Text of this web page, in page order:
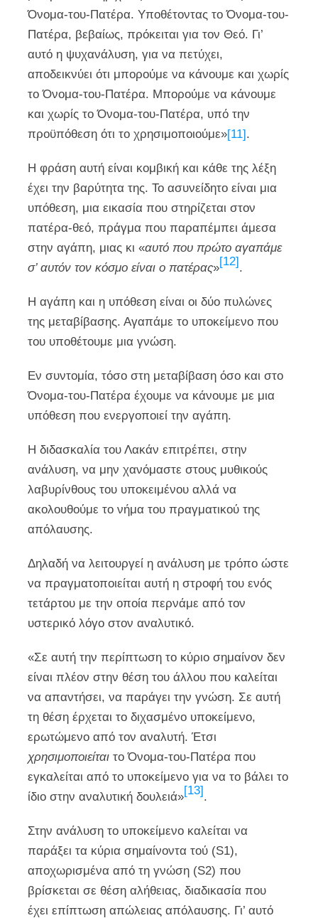
Όνομα-του-Πατέρα. Υποθέτοντας το Όνομα-του-
Πατέρα, βεβαίως, πρόκειται για τον Θεό. Γι’
αυτό η ψυχανάλυση, για να πετύχει,
αποδεικνύει ότι μπορούμε να κάνουμε και χωρίς
το Όνομα-του-Πατέρα. Μπορούμε να κάνουμε
και χωρίς το Όνομα-του-Πατέρα, υπό την
προϋπόθεση ότι το χρησιμοποιούμε»[11].
Η φράση αυτή είναι κομβική και κάθε της λέξη
έχει την βαρύτητα της. Το ασυνείδητο είναι μια
υπόθεση, μια εικασία που στηρίζεται στον
πατέρα-θεό, πράγμα που παραπέμπει άμεσα
στην αγάπη, μιας κι «αυτό που πρώτο αγαπάμε
σ’ αυτόν τον κόσμο είναι ο πατέρας»[12].
Η αγάπη και η υπόθεση είναι οι δύο πυλώνες
της μεταβίβασης. Αγαπάμε το υποκείμενο που
του υποθέτουμε μια γνώση.
Εν συντομία, τόσο στη μεταβίβαση όσο και στο
Όνομα-του-Πατέρα έχουμε να κάνουμε με μια
υπόθεση που ενεργοποιεί την αγάπη.
Η διδασκαλία του Λακάν επιτρέπει, στην
ανάλυση, να μην χανόμαστε στους μυθικούς
λαβυρίνθους του υποκειμένου αλλά να
ακολουθούμε το νήμα του πραγματικού της
απόλαυσης.
Δηλαδή να λειτουργεί η ανάλυση με τρόπο ώστε
να πραγματοποιείται αυτή η στροφή του ενός
τετάρτου με την οποία περνάμε από τον
υστερικό λόγο στον αναλυτικό.
«Σε αυτή την περίπτωση το κύριο σημαίνον δεν
είναι πλέον στην θέση του άλλου που καλείται
να απαντήσει, να παράγει την γνώση. Σε αυτή
τη θέση έρχεται το διχασμένο υποκείμενο,
ερωτώμενο από τον αναλυτή. Έτσι
χρησιμοποιείται το Όνομα-του-Πατέρα που
εγκαλείται από το υποκείμενο για να το βάλει το
ίδιο στην αναλυτική δουλειά»[13].
Στην ανάλυση το υποκείμενο καλείται να
παράξει τα κύρια σημαίνοντα τού (S1),
αποχωρισμένα από τη γνώση (S2) που
βρίσκεται σε θέση αλήθειας, διαδικασία που
έχει επίπτωση απώλειας απόλαυσης. Γι’ αυτό